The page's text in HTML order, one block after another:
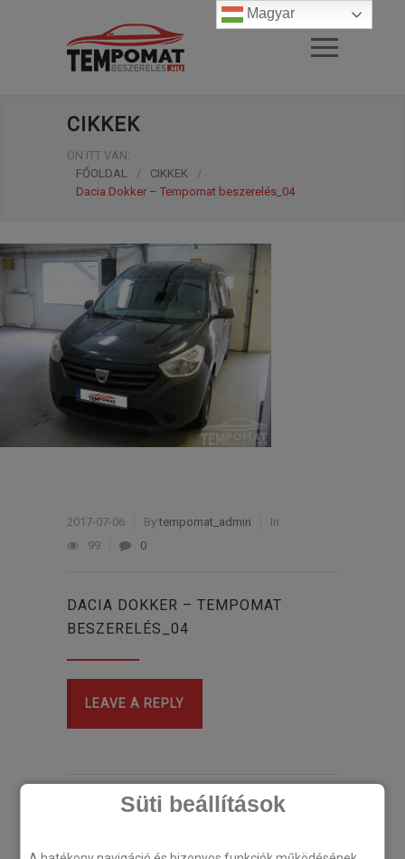
Süti beállítások
CIKKEK
ÖN ITT VAN:
FŐOLDAL
/ CIKKEK
/
Dacia Dokker – Tempomat beszerelés_04
2017-07-06 Bytempomat_admin
In
99
0
DACIA DOKKER – TEMPOMAT
BESZERELÉS_04
LEAVE A REPLY
LEGÚJABB CIKKEK
Magyar